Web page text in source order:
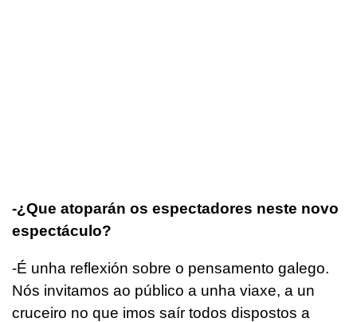
-¿Que atoparán os espectadores neste novo
espectáculo?
-É unha reflexión sobre o pensamento galego.
Nós invitamos ao público a unha viaxe, a un
cruceiro no que imos saír todos dispostos a